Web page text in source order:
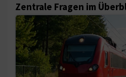
Zentrale Fragen im